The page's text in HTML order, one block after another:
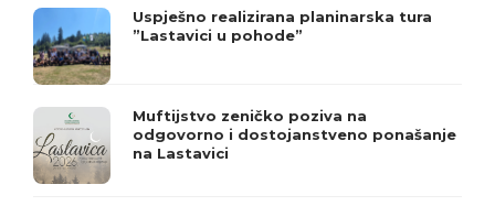
Uspješno realizirana planinarska tura
”Lastavici u pohode”
Muftijstvo zeničko poziva na
odgovorno i dostojanstveno ponašanje
na Lastavici